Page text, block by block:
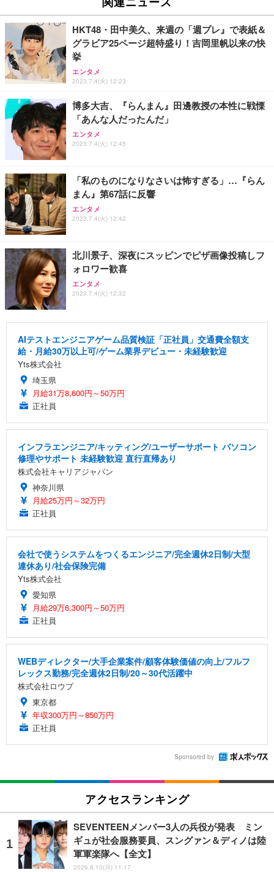
HKT48・田中美久、来週の「週プレ』で表紙＆
グラビア25ページ超特盛り！吉岡里帆以来の快
挙
エンタメ
2023.7.4(火) 12:23
博多大吉、『らんまん』田邊教授の本性に戦慄
「あんな人だったんだ」
エンタメ
2023.7.4(火) 12:45
「私のものになりなさいは怖すぎる」…『らん
まん』第67話に反響
エンタメ
2023.7.4(火) 12:42
北川景子、深夜にスッピンでピザ画像投稿しフ
ォロワー歓喜
エンタメ
2023.7.4(火) 12:32
AIテストエンジニアゲーム品質検証「正社員」交通費全額支
給・月給30万以上可/ゲーム業界デビュー・未経験歓迎
Yts株式会社
埼玉県
月給31万8,600円～50万円
正社員
インフラエンジニア/キッティング/ユーザーサポート パソコン
修理やサポート 未経験歓迎 直行直帰あり
株式会社キャリアジャパン
神奈川県
月給25万円～32万円
正社員
会社で使うシステムをつくるエンジニア/完全週休2日制/大型
連休あり/社会保険完備
Yts株式会社
愛知県
月給29万6,300円～50万円
正社員
WEBディレクター/大手企業案件/顧客体験価値の向上/フルフ
レックス勤務/完全週休2日制/20～30代活躍中
株式会社ロウプ
東京都
年収300万円～850万円
正社員
Sponsored by
アクセスランキング
SEVENTEENメンバー3人の兵役が発表 ミン
ギュが社会服務要員、スングァン＆ディノは陸
軍軍楽隊へ【全文】
2026.8.10(月) 11:17